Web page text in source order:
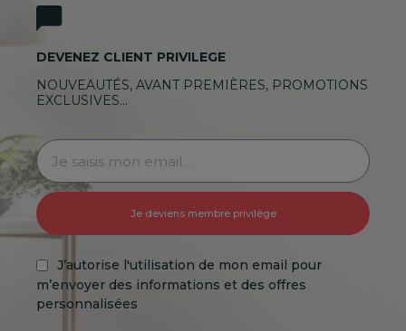
DEVENEZ CLIENT PRIVILEGE
NOUVEAUTÉS, AVANT PREMIÈRES, PROMOTIONS
EXCLUSIVES…
Je deviens membre privilège
J’autorise l'utilisation de mon email pour
m’envoyer des informations et des offres
personnalisées